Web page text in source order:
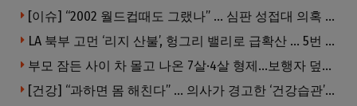
[이슈] “2002 월드컵때도 그랬나” … 심판 성접대 의혹 해외로 일파만파, 4강 신화까지 불똥
LA 북부 고먼 ‘리지 산불’, 헝그리 밸리로 급확산 … 5번 Fwy 양방향 전면 폐쇄
부모 잠든 사이 차 몰고 나온 7살·4살 형제…보행자 덮쳐 중태
[건강] “과하면 몸 해친다” … 의사가 경고한 ‘건강습관’ 5가지